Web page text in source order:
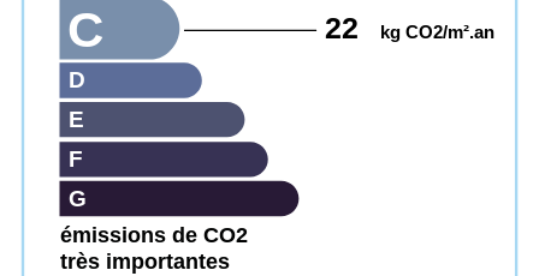
émissions de CO2
très importantes
G
F
E
D
C 22 kg CO2/m².an